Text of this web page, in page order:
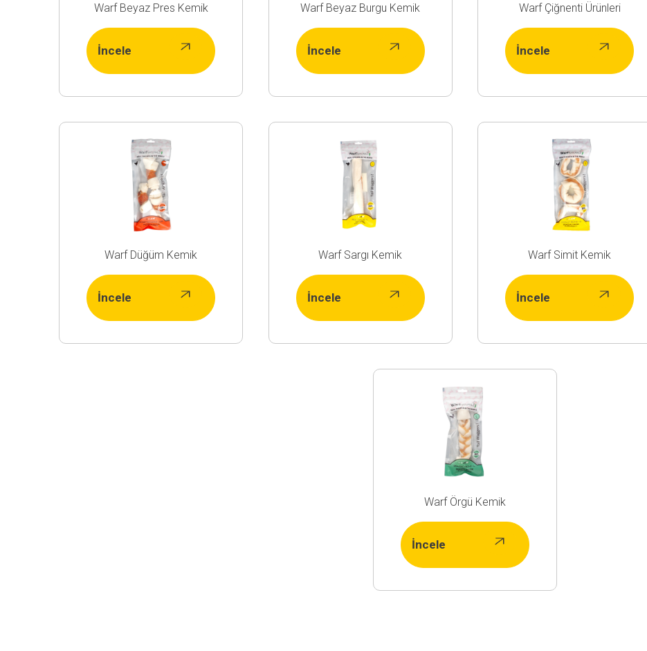
Warf Beyaz Pres Kemik
İncele
Warf Beyaz Burgu Kemik
İncele
Warf Çiğnenti Ürünleri
İncele
Warf Düğüm Kemik
İncele
Warf Sargı Kemik
İncele
Warf Simit Kemik
İncele
Warf Örgü Kemik
İncele